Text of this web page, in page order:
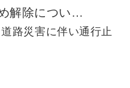
解除につい…
路災害に伴い通行止